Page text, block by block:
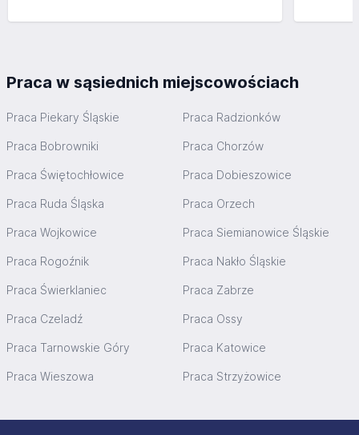
Praca w sąsiednich miejscowościach
Praca Piekary Śląskie Praca Radzionków
Praca Bobrowniki Praca Chorzów
Praca Świętochłowice Praca Dobieszowice
Praca Ruda Śląska Praca Orzech
Praca Wojkowice Praca Siemianowice Śląskie
Praca Rogoźnik Praca Nakło Śląskie
Praca Świerklaniec Praca Zabrze
Praca Czeladź Praca Ossy
Praca Tarnowskie Góry Praca Katowice
Praca Wieszowa Praca Strzyżowice